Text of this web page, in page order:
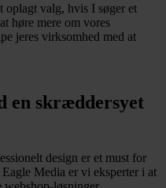
oplagt valg, hvis I søger et
høre mere om vores
jeres virksomhed med at
en skræddersyet
design er et must for
Media er vi eksperter i at